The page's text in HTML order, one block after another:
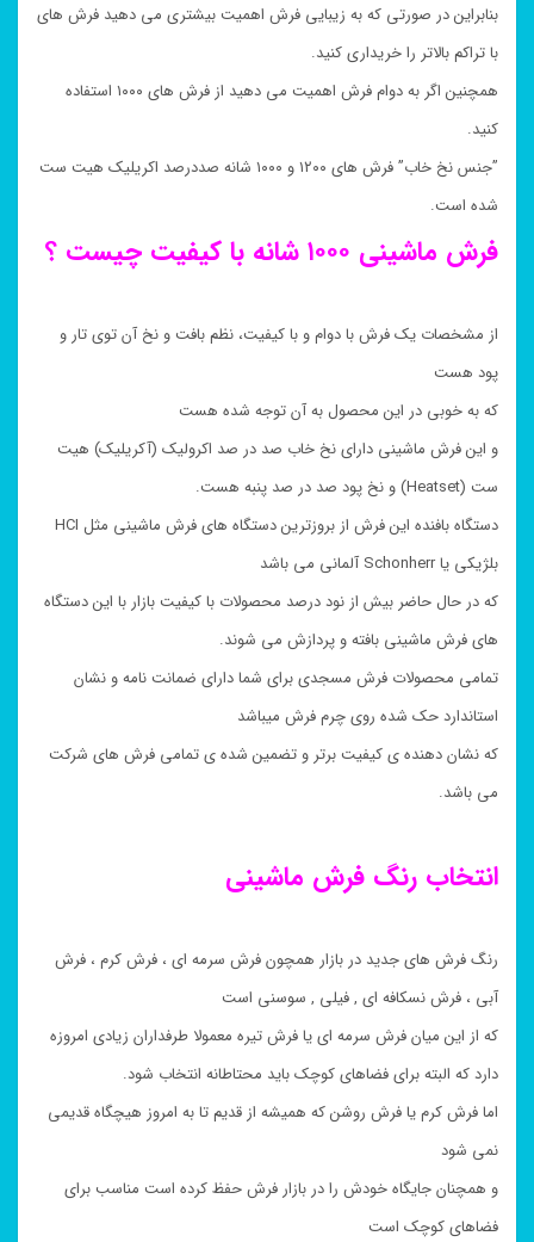
بنابراین در صورتی که به زیبایی فرش اهمیت بیشتری می دهید فرش های
با تراکم بالاتر را خریداری کنید.
همچنین اگر به دوام فرش اهمیت می دهید از فرش های ۱۰۰۰ استفاده
کنید.
”جنس نخ خاب” فرش های ۱۲۰۰ و ۱۰۰۰ شانه صددرصد اکریلیک هیت ست
شده است.
فرش ماشینی ۱۰۰۰ شانه با کیفیت چیست ؟
از مشخصات یک فرش با دوام و با کیفیت، نظم بافت و نخ آن توی تار و
پود هست
که به خوبی در این محصول به آن توجه شده هست
و این فرش ماشینی دارای نخ خاب صد در صد اکرولیک (آکریلیک) هیت
ست (Heatset) و نخ پود صد در صد پنبه هست.
دستگاه بافنده این فرش از بروزترین دستگاه های فرش ماشینی مثل HCI
بلژیکی یا Schonherr آلمانی می باشد
که در حال حاضر بیش از نود درصد محصولات با کیفیت بازار با این دستگاه
های فرش ماشینی بافته و پردازش می شوند.
تمامی محصولات فرش مسجدی برای شما دارای ضمانت نامه و نشان
استاندارد حک شده روی چرم فرش میباشد
که نشان دهنده ی کیفیت برتر و تضمین شده ی تمامی فرش های شرکت
می باشد.
انتخاب رنگ فرش ماشینی
رنگ فرش های جدید در بازار همچون فرش سرمه ای ، فرش کرم ، فرش
آبی ، فرش نسکافه ای , فیلی , سوسنی است
که از این میان فرش سرمه ای یا فرش تیره معمولا طرفداران زیادی امروزه
دارد که البته برای فضاهای کوچک باید محتاطانه انتخاب شود.
اما فرش کرم یا فرش روشن که همیشه از قدیم تا به امروز هیچگاه قدیمی
نمی شود
و همچنان جایگاه خودش را در بازار فرش حفظ کرده است مناسب برای
فضاهای کوچک است